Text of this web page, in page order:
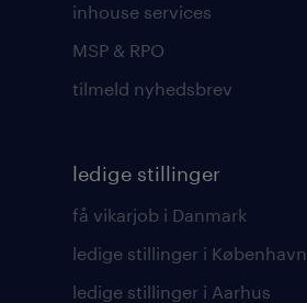
inhouse services
MSP & RPO
tilmeld nyhedsbrev
ledige stillinger
få vikarjob i Danmark
ledige stillinger i København
ledige stillinger i Aarhus